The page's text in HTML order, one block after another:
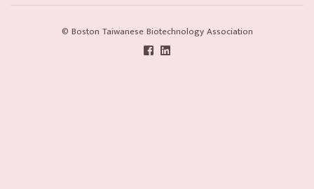
© Boston Taiwanese Biotechnology Association